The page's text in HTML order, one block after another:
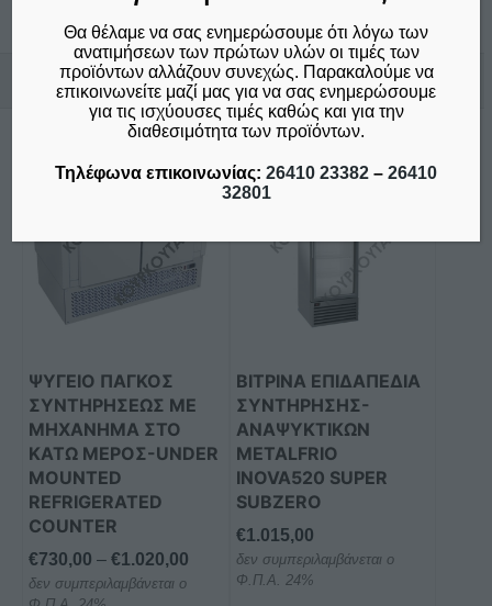
Σχετικά προϊόντα
ΨΥΓΕΙΟ ΠΑΓΚΟΣ
ΣΥΝΤΗΡΗΣΕΩΣ ΜΕ
ΜΗΧΑΝΗΜΑ ΣΤΟ
ΚΑΤΩ ΜΕΡΟΣ-UNDER
MOUNTED
REFRIGERATED
COUNTER
€730,00 – €1.020,00
δεν συμπεριλαμβάνεται ο
έχει
παραλλαγές.
μπορούν
να
επιλεγούν
στη
σελίδα
του
προϊόντος
ΒΙΤΡΙΝΑ ΕΠΙΔΑΠΕΔΙΑ
ΣΥΝΤΗΡΗΣΗΣ-
ΑΝΑΨΥΚΤΙΚΩΝ
METALFRIO
INOVA520 SUPER
SUBZERO
€1.015,00
δεν συμπεριλαμβάνεται ο
Φ.Π.Α. 24%
Θα θέλαμε να σας ενημερώσουμε ότι λόγω των
ανατιμήσεων των πρώτων υλών οι τιμές των
προϊόντων αλλάζουν συνεχώς. Παρακαλούμε να
επικοινωνείτε μαζί μας για να σας ενημερώσουμε
για τις ισχύουσες τιμές καθώς και για την
διαθεσιμότητα των προϊόντων.
Τηλέφωνα επικοινωνίας: 26410 23382 – 26410
32801